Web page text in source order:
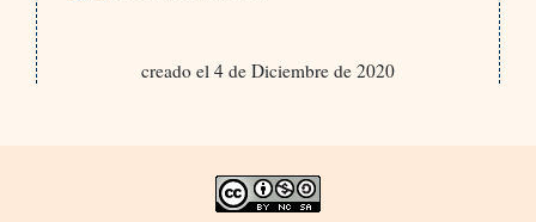
creado el 4 de Diciembre de 2020